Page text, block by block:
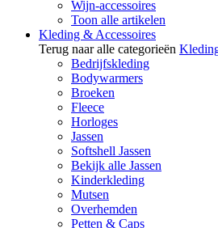
Wijn-accessoires
Toon alle artikelen
Kleding & Accessoires
Terug naar alle categorieën
Bedrijfskleding
Bodywarmers
Broeken
Fleece
Horloges
Jassen
Softshell Jassen
Bekijk alle Jassen
Kinderkleding
Mutsen
Overhemden
Petten & Caps